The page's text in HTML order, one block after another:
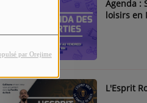
par Orejime
Agenda :
loisirs en
L'Esprit